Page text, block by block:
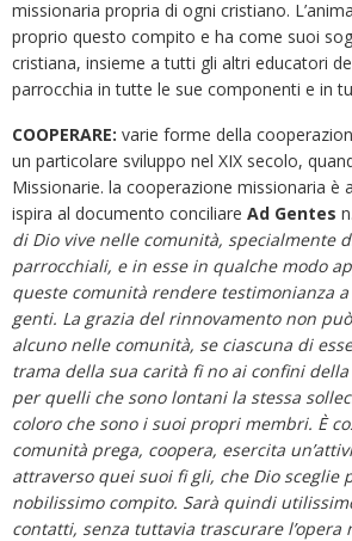
missionaria propria di ogni cristiano.
proprio questo compito e ha come suoi
cristiana, insieme a tutti gli altri educatori
parrocchia in tutte le sue componenti e in
COOPERARE: varie forme della
un particolare sviluppo nel XIX secolo,
Missionarie. la cooperazione missionaria è
ispira al documento conciliare Ad Gentes
di Dio vive nelle comunità, specialmente
parrocchiali, e in esse in qualche modo
queste comunità rendere testimonianza
genti. La grazia del rinnovamento non
alcuno nelle comunità, se ciascuna di
trama della sua carità fi no ai confini
per quelli che sono lontani la stessa
coloro che sono i suoi propri membri. È
comunità prega, coopera, esercita
attraverso quei suoi fi gli, che Dio sceglie
nobilissimo compito. Sarà quindi
contatti, senza tuttavia trascurare l’opera